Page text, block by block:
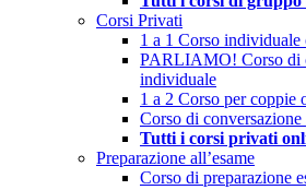
Corsi Privati
1 a 1 Corso individuale
PARLIAMO! Corso di
individuale
1 a 2 Corso per coppie
Corso di
Tutti i corsi privati
Preparazione all’esame
Corso di preparazione